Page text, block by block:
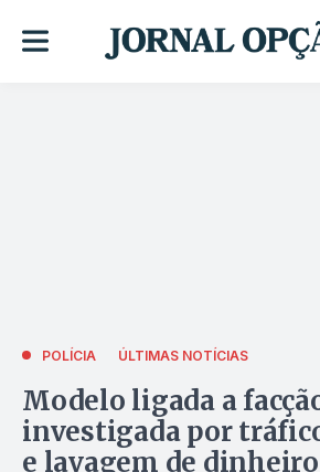
POLÍCIA ÚLTIMAS NOTÍCIAS
Modelo ligada a
investigada por
e lavagem de dinheiro